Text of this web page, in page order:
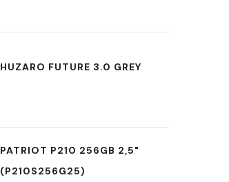
HUZARO FUTURE 3.0 GREY
PATRIOT P210 256GB 2,5"
(P210S256G25)